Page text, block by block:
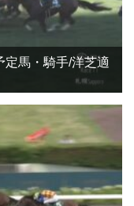
定馬・騎手/洋芝適